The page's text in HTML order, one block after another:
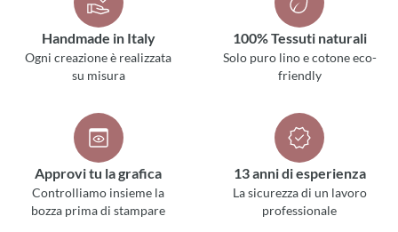
Handmade in Italy
Ogni creazione è realizzata
su misura
100% Tessuti naturali
Solo puro lino e cotone eco-
friendly
Approvi tu la grafica
Controlliamo insieme la
bozza prima di stampare
13 anni di esperienza
La sicurezza di un lavoro
professionale